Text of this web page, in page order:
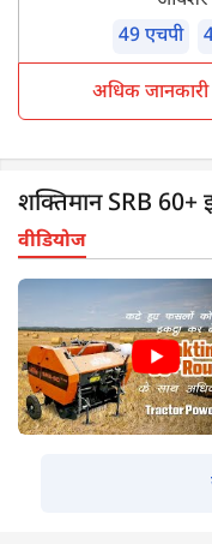
49 एचपी
अधिक जानकारी
शक्तिमान SRB 60+
वीडियोज